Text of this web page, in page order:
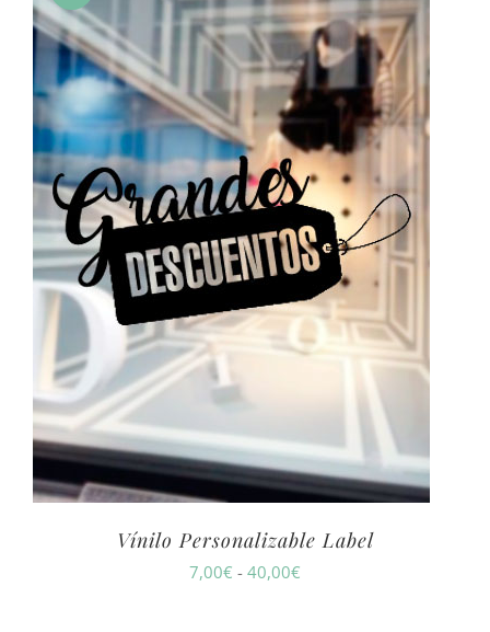
7,00€
hasta
40,00€
PRODUCTO
TIENE
MÚLTIPLES
VARIANTES.
LAS
EN
LA
PÁGINA
DE
Vínilo Personalizable Label
7,00€ - 40,00€